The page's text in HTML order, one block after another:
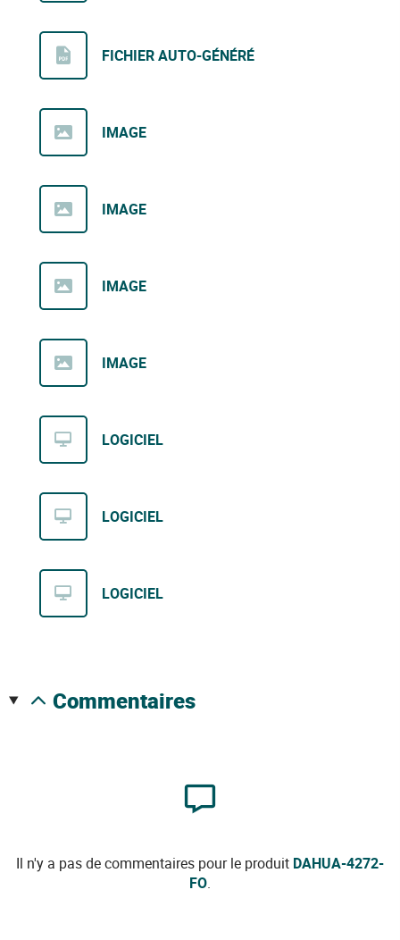
FICHIER AUTO-GÉNÉRÉ
IMAGE
IMAGE
IMAGE
IMAGE
LOGICIEL
LOGICIEL
LOGICIEL
commentaires
Il n'y a pas de commentaires pour le produit DAHUA-4272-
FO.